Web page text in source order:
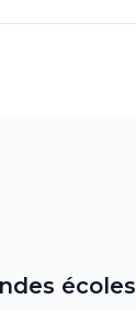
écoles